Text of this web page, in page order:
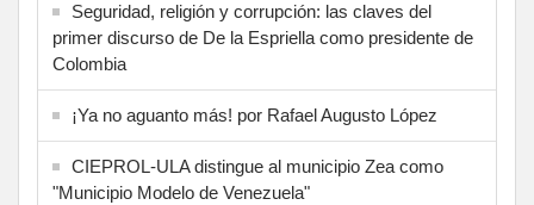
Seguridad, religión y corrupción: las claves del
primer discurso de De la Espriella como presidente de
Colombia
¡Ya no aguanto más! por Rafael Augusto López
CIEPROL-ULA distingue al municipio Zea como
"Municipio Modelo de Venezuela"